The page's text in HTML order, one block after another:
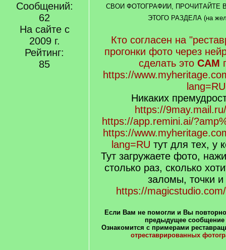
Сообщений:
62
На сайте с
2009 г.
Рейтинг:
85
СВОИ ФОТОГРАФИИ, ПРОЧИТАЙТЕ
ЭТОГО РАЗДЕЛА (на
Кто согласен на
прогонки фото через
сделать это САМ
https://
lang=RU
Никаких
https://
https://app.remini.ai/
https://
lang=RU тут для тех, у
Тут загружаете фото,
столько раз, сколько
заломы, точки и
https://
Если Вам не помогли и Вы
предыдущее
Ознакомится с примерами
отреставрированных